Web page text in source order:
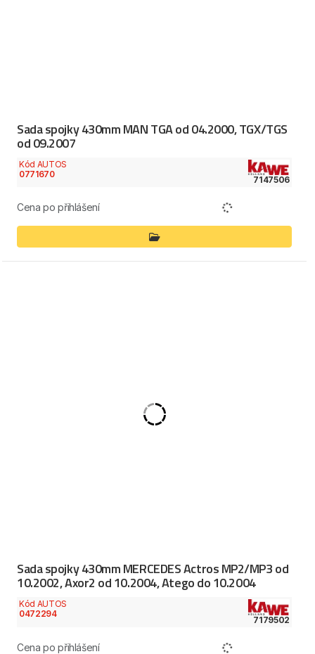
Sada spojky 430mm MAN TGA od 04.2000, TGX/TGS
od 09.2007
Kód AUTOS
0771670
7147506
Cena po přihlášení
Sada spojky 430mm MERCEDES Actros MP2/MP3 od
10.2002, Axor2 od 10.2004, Atego do 10.2004
Kód AUTOS
0472294
7179502
Cena po přihlášení